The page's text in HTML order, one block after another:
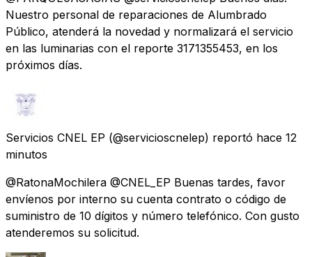
Nuestro personal de reparaciones de Alumbrado
Público, atenderá la novedad y normalizará el servicio
en las luminarias con el reporte 3171355453, en los
próximos días.
Servicios CNEL EP (@servicioscnelep) reportó hace 12
minutos
@RatonaMochilera @CNEL_EP Buenas tardes, favor
envíenos por interno su cuenta contrato o código de
suministro de 10 dígitos y número telefónico. Con gusto
atenderemos su solicitud.